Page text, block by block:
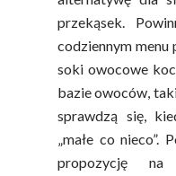
przekąsek.
codziennym menu
soki owocowe
bazie owoców,
sprawdzą się,
„małe co nieco”.
propozycję